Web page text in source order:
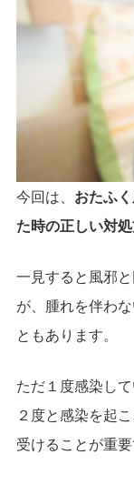
今回は、 おたふ
た時の正しい対
一見すると風邪
が、腫れを伴わ
ともあります。
ただ１度感染し
２度と感染を起
受けることが重要